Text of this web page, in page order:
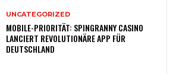
UNCATEGORIZED
MOBILE-PRIORITÄT: SPINGRANNY CASINO
LANCIERT REVOLUTIONÄRE APP FÜR
DEUTSCHLAND